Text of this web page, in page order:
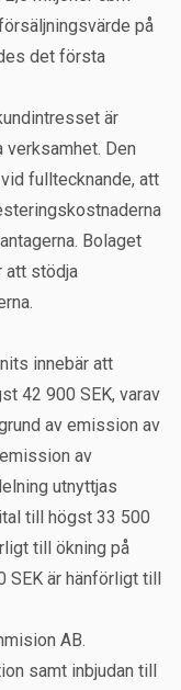
på
det första
är
Den
fulltecknande, att
Bolaget
att stödja
innebär att
42 900 SEK, varav
av emission av
av
utnyttjas
till högst 33 500
till ökning på
SEK är hänförligt till
AB.
samt inbjudan till